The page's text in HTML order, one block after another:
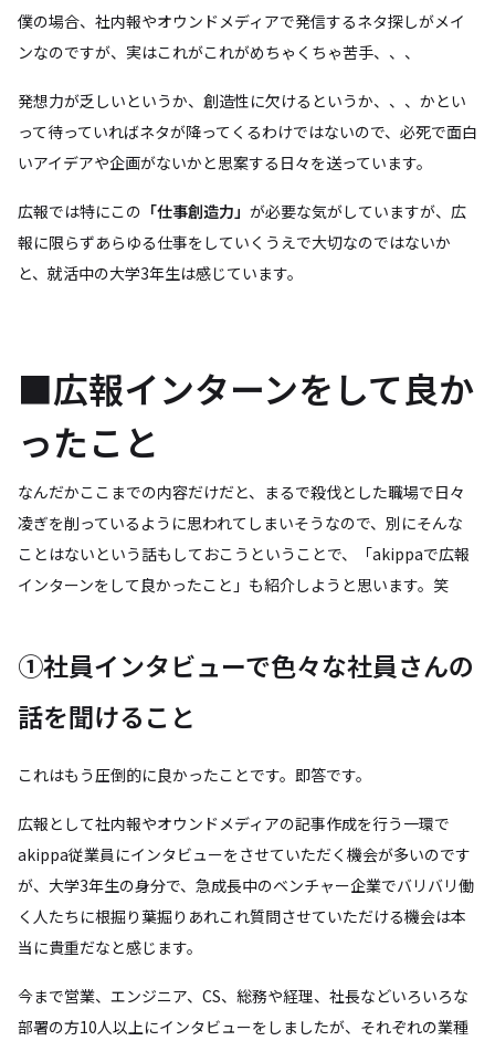
僕の場合、社内報やオウンドメディアで発信するネタ探しがメイ
ンなのですが、実はこれがこれがめちゃくちゃ苦手、、、
発想力が乏しいというか、創造性に欠けるというか、、、かとい
って待っていればネタが降ってくるわけではないので、必死で面白
いアイデアや企画がないかと思案する日々を送っています。
広報では特にこの 「仕事創造力」 が必要な気がしていますが、広
報に限らずあらゆる仕事をしていくうえで大切なのではないか
と、就活中の大学3年生は感じています。
■広報インターンをして良か
ったこと
なんだかここまでの内容だけだと、まるで殺伐とした職場で日々
凌ぎを削っているように思われてしまいそうなので、別にそんな
ことはないという話もしておこうということで、「akippaで広報
インターンをして良かったこと」も紹介しようと思います。笑
①社員インタビューで色々な社員さんの
話を聞けること
これはもう圧倒的に良かったことです。即答です。
広報として社内報やオウンドメディアの記事作成を行う一環で
akippa従業員にインタビューをさせていただく機会が多いのです
が、大学3年生の身分で、急成長中のベンチャー企業でバリバリ働
く人たちに根掘り葉掘りあれこれ質問させていただける機会は本
当に貴重だなと感じます。
今まで営業、エンジニア、CS、総務や経理、社長などいろいろな
部署の方10人以上にインタビューをしましたが、それぞれの業種